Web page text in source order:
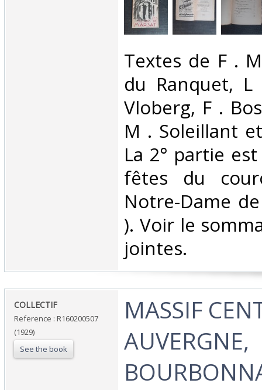
‎Textes de F .
du Ranquet,
Vloberg, F .
M . Soleillant
La 2° partie
fêtes du
Notre-Dame
). Voir le
jointes. ‎
‎COLLECTIF‎
Reference : R160200507
(1929)
See the book
‎MASSIF
AUVERGNE,